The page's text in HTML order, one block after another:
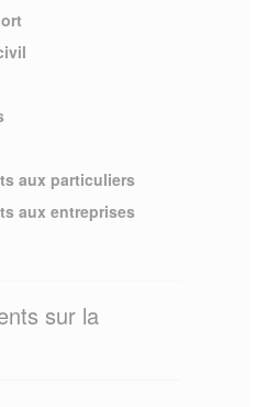
aux particuliers
aux entreprises
sur la